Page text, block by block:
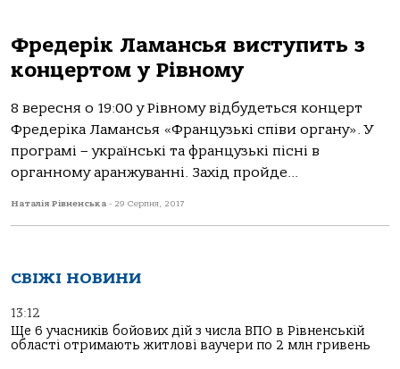
Фредерік Ламансья виступить з
концертом у Рівному
8 вересня о 19:00 у Рівному відбудеться концерт
Фредеріка Ламансья «Французькі співи органу». У
програмі – українські та французькі пісні в
органному аранжуванні. Захід пройде...
Наталія Рівненська - 29 Серпня, 2017
СВІЖІ НОВИНИ
13:12
Ще 6 учасників бойових дій з числа ВПО в Рівненській
області отримають житлові ваучери по 2 млн гривень